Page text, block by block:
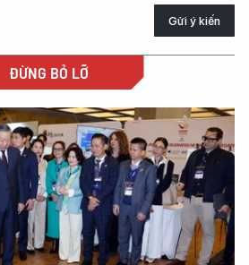
Gửi ý kiến
ĐỪNG BỎ LỠ